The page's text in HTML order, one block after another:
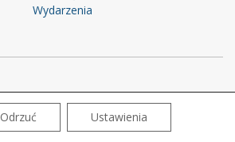
Wydarzenia
Odrzuć Ustawienia